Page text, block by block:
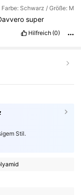
Farbe: Schwarz / Größe: M
super
Hilfreich (0)
Stil.